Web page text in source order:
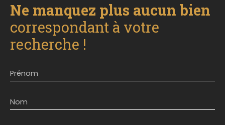
Ne manquez plus aucun bien
correspondant à votre
recherche !
Prénom
Nom